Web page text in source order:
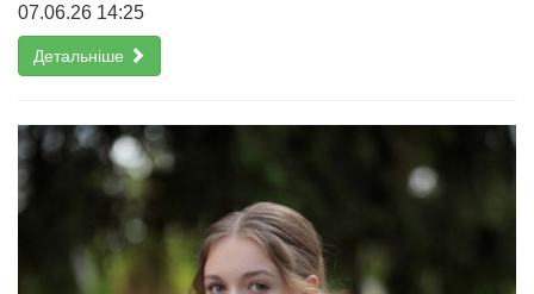
07.06.26 14:25
Детальніше